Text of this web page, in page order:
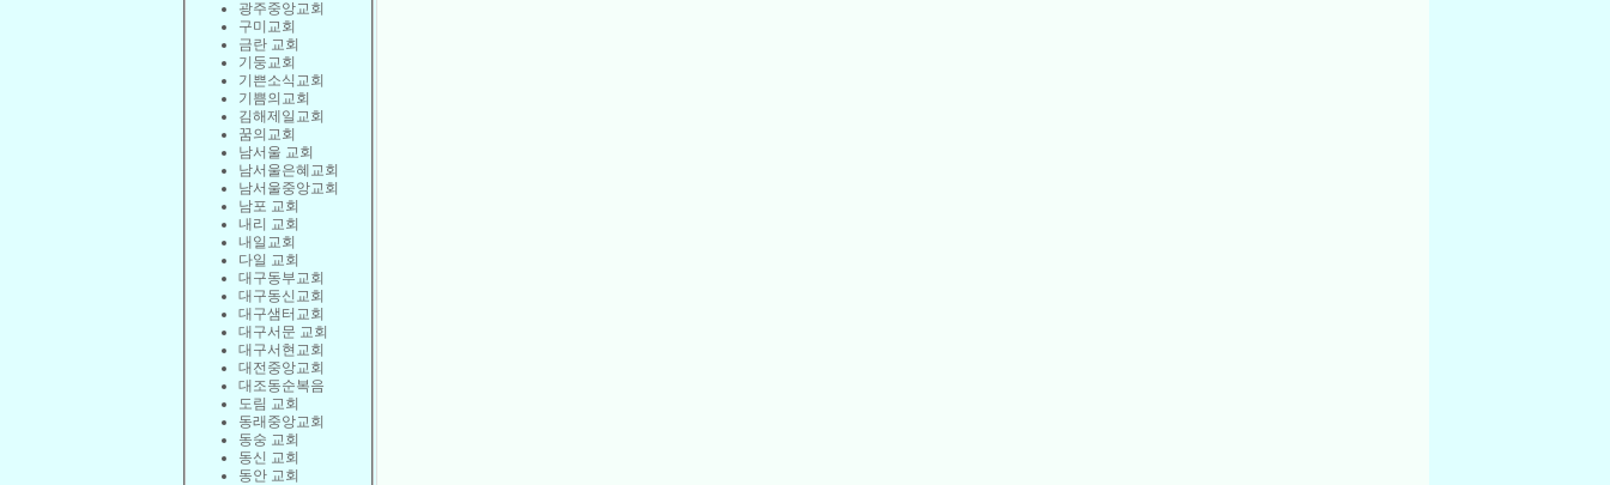
광주중앙교회
구미교회
금란 교회
기둥교회
기쁜소식교회
기쁨의교회
김해제일교회
꿈의교회
남서울 교회
남서울은혜교회
남서울중앙교회
남포 교회
내리 교회
내일교회
다일 교회
대구동부교회
대구동신교회
대구샘터교회
대구서문 교회
대구서현교회
대전중앙교회
대조동순복음
도림 교회
동래중앙교회
동숭 교회
동신 교회
동안 교회